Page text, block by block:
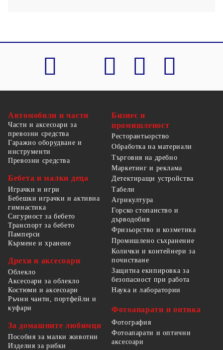
Автомобили и части
Части и аксесоари за
превозни средства
Гаражно оборудване и
инструменти
Превозни средства
Бебета и малки деца
Играчки и игри
Бебешки играчки и активна
гимнастика
Сигурност за бебето
Транспорт за бебето
Памперси
Кърмене и хранене
Дрехи и аксесоари
Облекло
Аксесоари за облекло
Костюми и аксесоари
Ръчни чанти, портфейли и
куфари
За домашните любимци
Пособия за малки животни
Изделия за рибки
Бизнес и
промишленост
Ресторантьорство
Обработка на материали
Търговия на дребно
Маркетинг и реклама
Детектиращи устройства
Табели
Агрикултура
Горско стопанство и
дърводобив
Фризьорство и козметика
Промишлено съхранение
Колички и контейнери за
почистване
Защитна екипировка за
безопасност при работа
Наука и лаборатории
Фотоапарати и оптика
Фотография
Фотоапарати и оптични
аксесоари